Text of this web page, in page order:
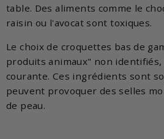
table. Des aliments comme le
raisin ou l'avocat sont toxiques.
Le choix de croquettes bas de
produits animaux" non
courante. Ces ingrédients sont
peuvent provoquer des selles
de peau.